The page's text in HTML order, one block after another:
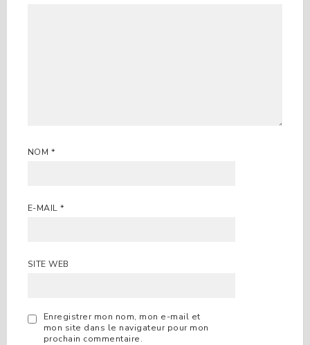
NOM *
E-MAIL*
SITE WEB
Enregistrer mon nom, mon e-mail et
mon site dans le navigateur pour mon
prochain commentaire.